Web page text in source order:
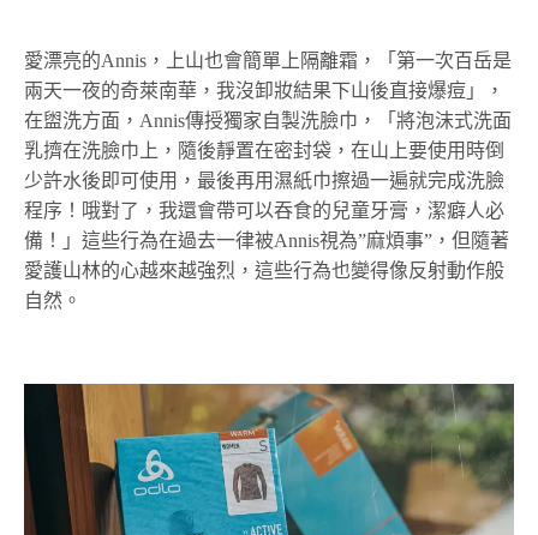
愛漂亮的Annis，上山也會簡單上隔離霜，「第一次百岳是
兩天一夜的奇萊南華，我沒卸妝結果下山後直接爆痘」，
在盥洗方面，Annis傳授獨家自製洗臉巾，「將泡沫式洗面
乳擠在洗臉巾上，隨後靜置在密封袋，在山上要使用時倒
少許水後即可使用，最後再用濕紙巾擦過一遍就完成洗臉
程序！哦對了，我還會帶可以吞食的兒童牙膏，潔癖人必
備！」這些行為在過去一律被Annis視為”麻煩事”，但隨著
愛護山林的心越來越強烈，這些行為也變得像反射動作般
自然。